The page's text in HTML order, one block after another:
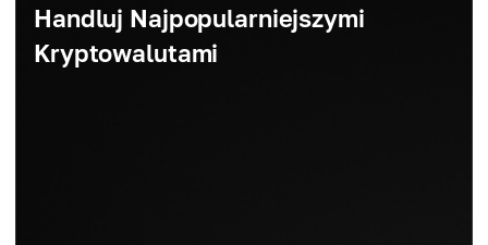
Handluj Najpopularniejszymi
Kryptowalutami